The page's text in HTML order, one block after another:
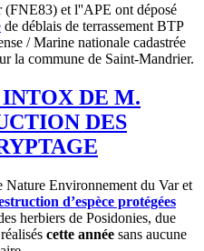
(FNE83) et l''APE ont déposé
de déblais de terrassement BTP
/ Marine nationale cadastrée
la commune de Saint-Mandrier.
INTOX DE M.
DES
Nature Environnement du Var et
d’espèce protégées
herbiers de Posidonies, due
cette année sans aucune